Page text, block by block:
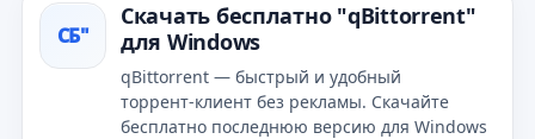
СБ"
Скачать бесплатно "qBittorrent"
для Windows
qBittorrent — быстрый и удобный
торрент‑клиент без рекламы. Скачайте
бесплатно последнюю версию для Windows